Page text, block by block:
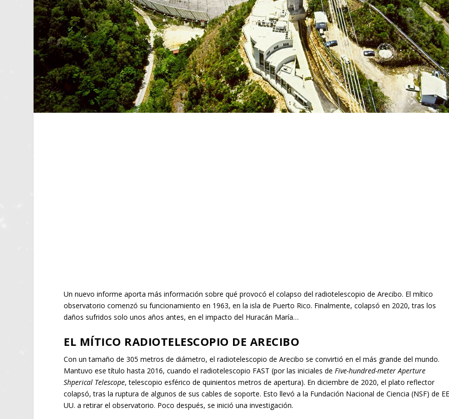
Un nuevo informe aporta más información sobre qué provocó el colapso del radiotelescopio de Arecibo. El mítico
observatorio comenzó su funcionamiento en 1963, en la isla de Puerto Rico. Finalmente, colapsó en 2020, tras los
daños sufridos solo unos años antes, en el impacto del Huracán María…
EL MÍTICO RADIOTELESCOPIO DE ARECIBO
Con un tamaño de 305 metros de diámetro, el radiotelescopio de Arecibo se convirtió en el más grande del mundo.
Mantuvo ese título hasta 2016, cuando el radiotelescopio FAST (por las iniciales de Five-hundred-meter Aperture
Shperical Telescope, telescopio esférico de quinientos metros de apertura). En diciembre de 2020, el plato reflector
colapsó, tras la ruptura de algunos de sus cables de soporte. Esto llevó a la Fundación Nacional de Ciencia (NSF) de
UU. a retirar el observatorio. Poco después, se inició una investigación.